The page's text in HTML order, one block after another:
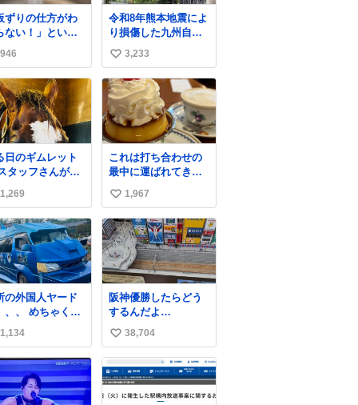
ずりの仕方がわ
ない！」という
下処理は“ネット
れたままこすり
するだけ”でOK
ちますよ✨
946
令和8年熊本地震によ
り損傷した九州自動
車道 片野川橋（下
り線）の復旧作業を
行っています。 タイ
ムラプス動画で、段
差が生じた橋桁をジ
ャッキアップしてい
る様子をご紹介しま
す。 引き続き、早期
復旧に向けて着実に
工事を進めてまいり
ます。 #NEXCO西日
本 #熊本地震
い
い
ね
数
3,233
日のギムレット
タッフさんが前
みたいになって
何か言いた
見えます🤭 #
ノギムレット
1,269
これは打ち合わせの
最中に運ばれてきて
私の理性を根こそぎ
奪い去ったプリンの
写真です。
い
い
ね
数
1,967
の外国人ヤード
、、 めちゃくち
た😭 外装ぼろぼ
し、、 中も何に
ってないし、、
想に😢😢 今まで
年お疲れ様でし
1,134
阪神優勝したらどう
するんだよ…
い
い
ね
数
38,704